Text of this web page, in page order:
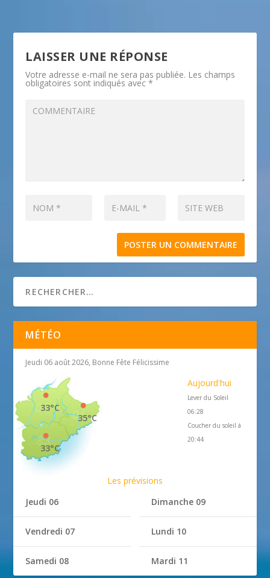
LAISSER UNE RÉPONSE
Votre adresse e-mail ne sera pas publiée. Les champs
obligatoires sont indiqués avec*
MÉTÉO
Jeudi 06 août 2026, Bonne Fête Félicissime
35°C
33°C
33°C
Aujourd'hui
Lever du Soleil
06:28
Coucher du soleil à
20:44
Les prévisions
Jeudi 06
Vendredi 07
Samedi 08
Dimanche 09
Lundi 10
Mardi 11